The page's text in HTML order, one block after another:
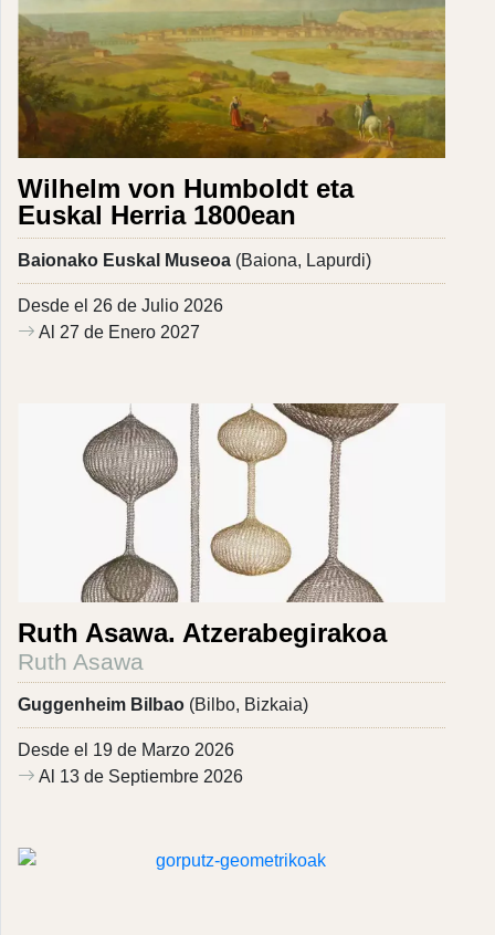
Wilhelm von Humboldt eta
Euskal Herria 1800ean
Baionako Euskal Museoa (Baiona, Lapurdi)
Desde el 26 de Julio 2026
Al 27 de Enero 2027
Ruth Asawa. Atzerabegirakoa
Ruth Asawa
Guggenheim Bilbao (Bilbo, Bizkaia)
Desde el 19 de Marzo 2026
Al 13 de Septiembre 2026